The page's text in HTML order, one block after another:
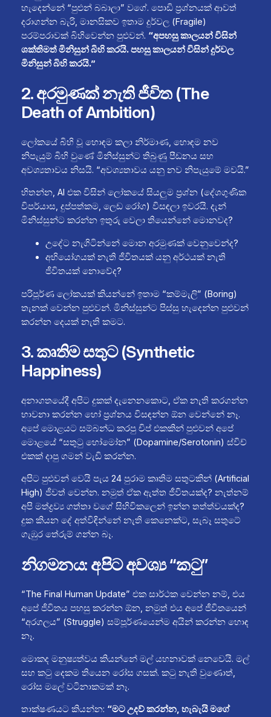
හැදෙන්නේ “පුළුන් බබාලා” වගේ. පොඩි ප්‍රශ්නයක් ආවත්
දරාගන්න බැරි, මානසිකව ඉතාම දුර්වල (Fragile)
පරම්පරාවක් බිහිවෙන්න පුළුවන්. “අපහසු කාලයන් විසින්
ශක්තිමත් මිනිසුන් බිහි කරයි. පහසු කාලයන් විසින් දුර්වල
මිනිසුන් බිහි කරයි.”
2. අරමුණක් නැති ජීවිත (The
Death of Ambition)
ලෝකයේ බිහි වූ හොඳම කලා නිර්මාණ, හොඳම නව
නිපැයුම් බිහි වුණේ මිනිස්සුන්ට තිබුණු පීඩනය සහ
අවශ්‍යතාවය නිසයි. “අවශ්‍යතාවය යනු නව නිපැයුමේ මවයි.”
හිතන්න, AI එක විසින් ලෝකයේ සියලුම ප්‍රශ්න (දේශගුණික
විපර්යාස, දුප්පත්කම, ලෙඩ රෝග) විසඳලා ඉවරයි. දැන්
මිනිස්සුන්ට කරන්න ඉතුරු වෙලා තියෙන්නේ මොනවද?
උදේට නැගිටින්නේ මොන අරමුණක් වෙනුවෙන්ද?
අභියෝගයක් නැති ජීවිතයක් යනු අර්ථයක් නැති
ජීවිතයක් නොවේද?
පරිපූර්ණ ලෝකයක් කියන්නේ ඉතාම “කම්මැලි” (Boring)
තැනක් වෙන්න පුළුවන්. මිනිස්සුන්ට පිස්සු හැදෙන්න පුළුවන්
කරන්න දෙයක් නැති කමට.
3. කෘතිම සතුට (Synthetic
Happiness)
අනාගතයේදී අපිට දුකක් දැනෙනකොට, ඒක නැති කරගන්න
භාවනා කරන්න හෝ ප්‍රශ්නය විසඳන්න ඕන වෙන්නේ නෑ.
අපේ මොළයට සම්බන්ධ කරපු චිප් එකකින් පුළුවන් අපේ
මොළයේ “සතුටු හෝමෝන” (Dopamine/Serotonin) ස්විච්
එකක් දාපු ගමන් වැඩි කරන්න.
අපිට පුළුවන් වෙයි පැය 24 පුරාම කෘතිම සතුටකින් (Artificial
High) ජීවත් වෙන්න. නමුත් ඒක ඇත්ත ජීවිතයක්ද? නැත්නම්
අපි මත්ද්‍රව්‍ය ගත්තා වගේ සිහිවිකලෙන් ඉන්න තත්ත්වයක්ද?
දුක කියන දේ අත්විඳින්නේ නැති කෙනෙක්ට, සැබෑ සතුටේ
ගැඹුර තේරුම් ගන්න බෑ.
නිගමනය: අපිට අවශ්‍ය “කටු”
“The Final Human Update” එක සාර්ථක වෙන්න නම්, එය
අපේ ජීවිතය පහසු කරන්න ඕන, නමුත් එය අපේ ජීවිතයෙන්
“අරගලය” (Struggle) සම්පූර්ණයෙන්ම අයින් කරන්න හොඳ
නෑ.
මොකද මනුෂ්‍යත්වය කියන්නේ මල් යහනාවක් නෙවෙයි. මල්
සහ කටු දෙකම තියෙන රෝස ගසක්. කටු නැති වුණොත්,
රෝස මලේ වටිනාකමක් නෑ.
තාක්ෂණයට කියන්න: “මට උදව් කරන්න, හැබැයි මගේ